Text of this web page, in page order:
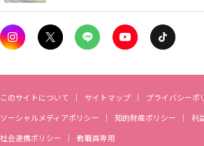
このサイトについて サイトマップ
プライバシーポ
ソーシャルメディアポリシー
知的財産ポリシー
利
社会連携ポリシー
教職員専用